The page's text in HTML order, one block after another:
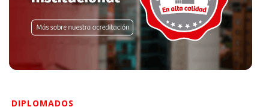
DIPLOMADOS